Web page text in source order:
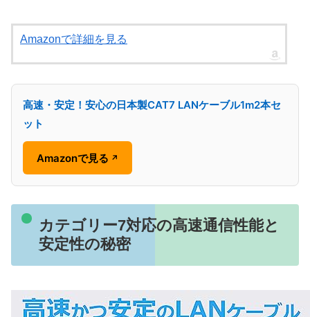
Amazonで詳細を見る
高速・安定！安心の日本製CAT7 LANケーブル1m2本セ
ット
Amazonで見る ↗
カテゴリー7対応の高速通信性能と
安定性の秘密